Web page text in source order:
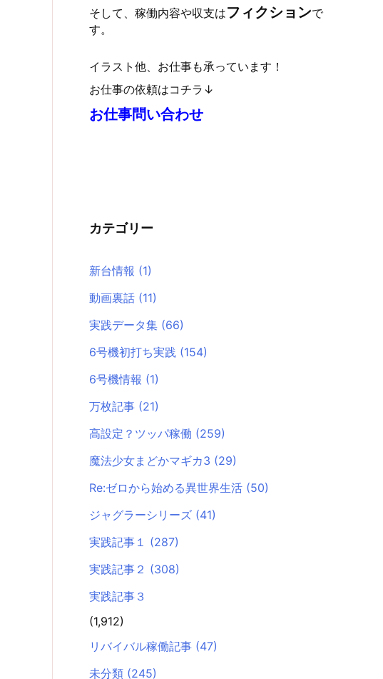
そして、稼働内容や収支はフィクションで
す。
イラスト他、お仕事も承っています！
お仕事の依頼はコチラ↓
お仕事問い合わせ
カテゴリー
新台情報 (1)
動画裏話 (11)
実践データ集 (66)
6号機初打ち実践 (154)
6号機情報 (1)
万枚記事 (21)
高設定？ツッパ稼働 (259)
魔法少女まどかマギカ3 (29)
Re:ゼロから始める異世界生活 (50)
ジャグラーシリーズ (41)
実践記事１ (287)
実践記事２ (308)
実践記事３
(1,912)
リバイバル稼働記事 (47)
未分類 (245)